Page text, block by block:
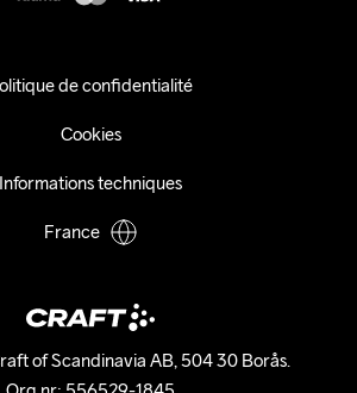
of Scandinavia AB, 504 30 Borås.
de confidentialité
Cookies
Informations techniques
France